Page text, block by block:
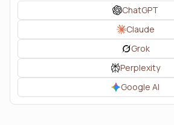
ChatGPT
Claude
Grok
Perplexity
Google AI